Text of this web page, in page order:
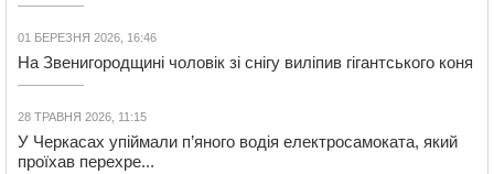
01 БЕРЕЗНЯ 2026, 16:46
На Звенигородщині чоловік зі снігу виліпив гігантського коня
28 ТРАВНЯ 2026, 11:15
У Черкасах упіймали п’яного водія електросамоката, який
проїхав перехре...